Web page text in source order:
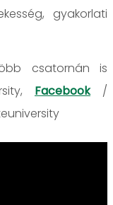
gyakorlati
csatornán is
Facebook/